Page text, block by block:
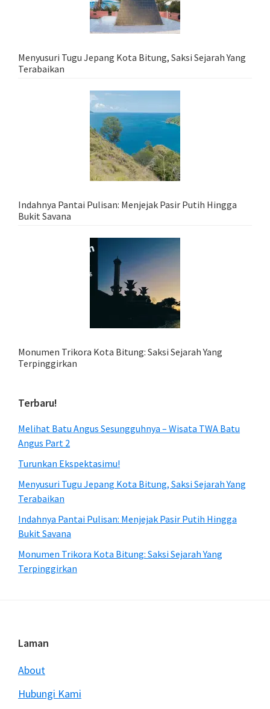
Menyusuri Tugu Jepang Kota Bitung, Saksi Sejarah Yang
Terabaikan
Indahnya Pantai Pulisan: Menjejak Pasir Putih Hingga
Bukit Savana
Monumen Trikora Kota Bitung: Saksi Sejarah Yang
Terpinggirkan
Terbaru!
Melihat Batu Angus Sesungguhnya – Wisata TWA Batu
Angus Part 2
Turunkan Ekspektasimu!
Menyusuri Tugu Jepang Kota Bitung, Saksi Sejarah Yang
Terabaikan
Indahnya Pantai Pulisan: Menjejak Pasir Putih Hingga
Bukit Savana
Monumen Trikora Kota Bitung: Saksi Sejarah Yang
Terpinggirkan
Footer
Laman
About
Hubungi Kami